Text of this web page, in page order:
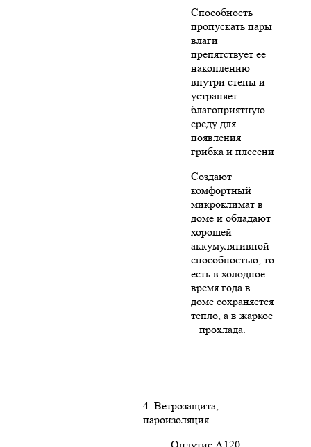
Способность
пропускать пары
влаги
препятствует ее
накоплению
внутри стены и
устраняет
благоприятную
среду для
появления
грибка и плесени
Создают
комфортный
микроклимат в
доме и обладают
хорошей
аккумулятивной
способностью, то
есть в холодное
время года в
доме сохраняется
тепло, а в жаркое
– прохлада.
4. Ветрозащита,
пароизоляция